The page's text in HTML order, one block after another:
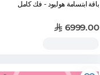
باقة ابتسامة هوليود - فك كامل
6999.00